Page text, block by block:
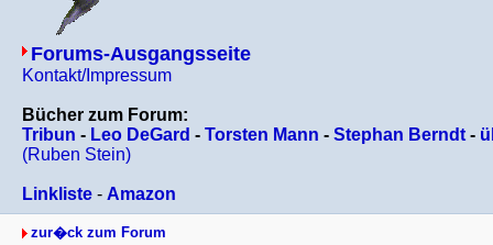
Forums-Ausgangsseite
Kontakt/Impressum
Bücher zum Forum:
Tribun - Leo DeGard - Torsten Mann - Stephan Berndt -
(Ruben Stein)
Linkliste - Amazon
zur�ck zum Forum